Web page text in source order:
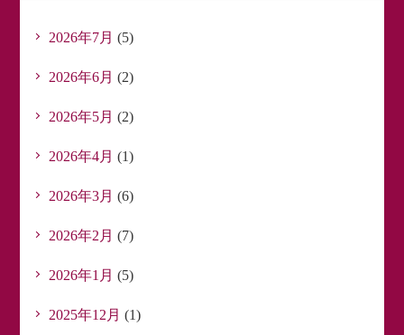
2026年7月 (5)
2026年6月 (2)
2026年5月 (2)
2026年4月 (1)
2026年3月 (6)
2026年2月 (7)
2026年1月 (5)
2025年12月 (1)